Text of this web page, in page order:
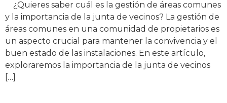
¿Quieres saber cuál es la gestión de áreas comunes
y la importancia de la junta de vecinos? La gestión de
áreas comunes en una comunidad de propietarios es
un aspecto crucial para mantener la convivencia y el
buen estado de las instalaciones. En este artículo,
exploraremos la importancia de la junta de vecinos
[…]